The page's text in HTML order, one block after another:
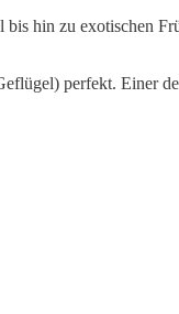
hin zu exotischen
perfekt. Einer